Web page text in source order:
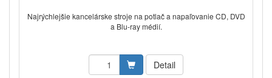
Najrýchlejšie kancelárske stroje na potlač a napaľovanie CD, DVD
a Blu-ray médií.
Detail